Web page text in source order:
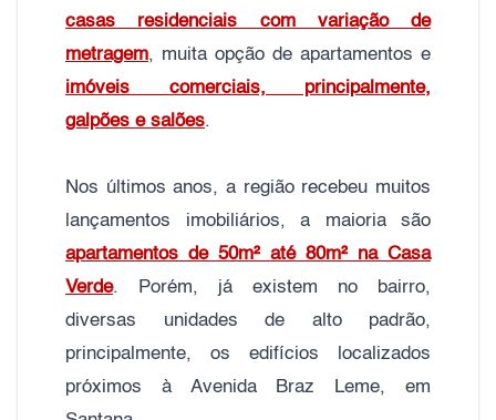
casas residenciais com variação de
metragem, muita opção de apartamentos e
imóveis comerciais, principalmente,
galpões e salões.
Nos últimos anos, a região recebeu muitos
lançamentos imobiliários, a maioria são
apartamentos de 50m² até 80m² na Casa
Verde. Porém, já existem no bairro,
diversas unidades de alto padrão,
principalmente, os edifícios localizados
próximos à Avenida Braz Leme, em